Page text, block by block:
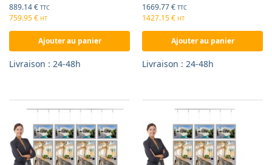
889.14€ TTC
759.95€ HT
Ajouter au panier
Livraison : 24-48h
1669.77€ TTC
1427.15€ HT
Ajouter au panier
Livraison : 24-48h